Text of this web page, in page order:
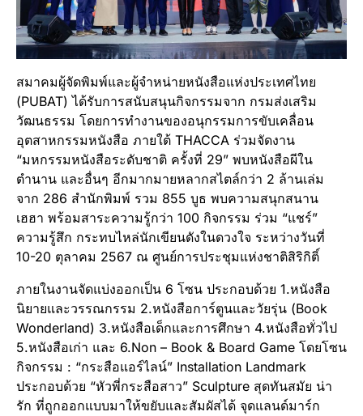
สมาคมผู้จัดพิมพ์และผู้จำหน่ายหนังสือแห่งประเทศไทย
(PUBAT) ได้รับการสนับสนุนกิจกรรมจาก กรมส่งเสริม
วัฒนธรรม โดยการทำงานของอนุกรรมการขับเคลื่อน
อุตสาหกรรมหนังสือ ภายใต้ THACCA ร่วมจัดงาน
“มหกรรมหนังสือระดับชาติ ครั้งที่ 29” พบหนังสือผีใน
ตำนาน และอื่นๆ อีกมากมายหลากสไตล์กว่า 2 ล้านเล่ม
จาก 286 สำนักพิมพ์ รวม 855 บูธ พบความสนุกสนาน
เฮฮา พร้อมสาระความรู้กว่า 100 กิจกรรม ร่วม “แชร์”
ความรู้สึก กระทบไหล่นักเขียนดังในดวงใจ ระหว่างวันที่
10-20 ตุลาคม 2567 ณ ศูนย์การประชุมแห่งชาติสิริกิติ์
ภายในงานจัดแบ่งออกเป็น 6 โซน ประกอบด้วย 1.หนังสือ
นิยายและวรรณกรรม 2.หนังสือการ์ตูนและวัยรุ่น (Book
Wonderland) 3.หนังสือเด็กและการศึกษา 4.หนังสือทั่วไป
5.หนังสือเก่า และ 6.Non – Book & Board Game โดยโซน
กิจกรรม : “กระสือแอร์ไลน์” Installation Landmark
ประกอบด้วย “หัวพี่กระสือสาว” Sculpture สุดทันสมัย น่า
รัก ที่ถูกออกแบบมาให้ขยับและสัมผัสได้ จุดแลนด์มาร์ก